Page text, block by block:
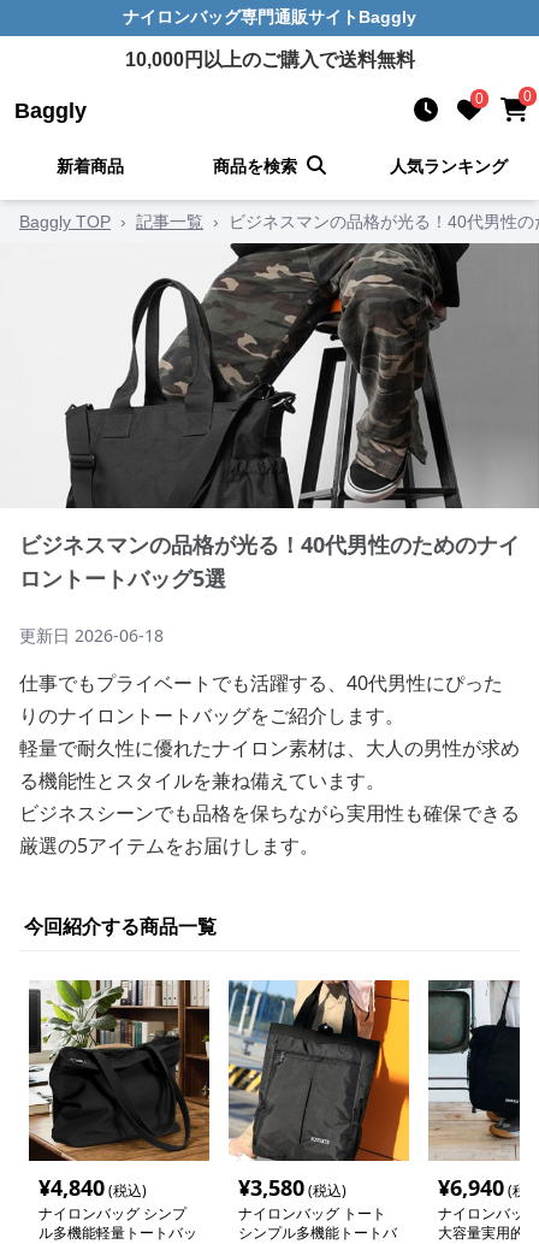
ナイロンバッグ専門通販サイト Baggly
10,000円以上のご購入で送料無料
Baggly 0 0
新着商品 商品を検索 人気ランキング
Baggly TOP › 記事一覧 › ビジネスマンの品格が光る！40代男性
ビジネスマンの品格が光る！40代男性のためのナイ
ロントートバッグ5選
更新日 2026-06-18
仕事でもプライベートでも活躍する、40代男性にぴった
りのナイロントートバッグをご紹介します。
軽量で耐久性に優れたナイロン素材は、大人の男性が求め
る機能性とスタイルを兼ね備えています。
ビジネスシーンでも品格を保ちながら実用性も確保できる
厳選の5アイテムをお届けします。
今回紹介する商品一覧
¥4,840(税込)
ナイロンバッグ シンプ
ル多機能軽量トートバッ
¥3,580(税込)
ナイロンバッグ トート
シンプル多機能トートバ
¥6,940(税
ナイロンバッ
大容量実用的